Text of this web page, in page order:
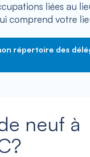
liées au
comprend votre
répertoire des
neuf à